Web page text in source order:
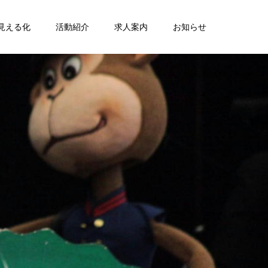
える化 活動紹介 求人案内 お知らせ